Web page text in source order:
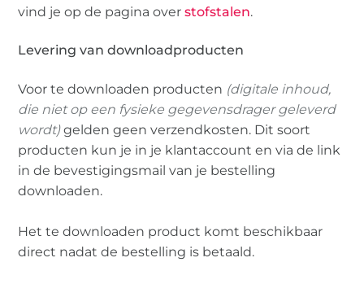
vind je op de pagina overstofstalen.
Levering van downloadproducten
Voor te downloaden producten (digitale inhoud,
die niet op een fysieke gegevensdrager geleverd
wordt)gelden geen verzendkosten. Dit soort
producten kun je in je klantaccount en via de link
in de bevestigingsmail van je bestelling
downloaden.
Het te downloaden product komt beschikbaar
direct nadat de bestelling is betaald.